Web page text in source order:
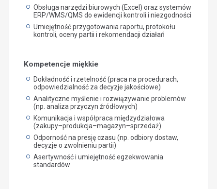
Obsługa narzędzi biurowych (Excel) oraz systemów
ERP/WMS/QMS do ewidencji kontroli i niezgodności
Umiejętność przygotowania raportu, protokołu
kontroli, oceny partii i rekomendacji działań
Kompetencje miękkie
Dokładność i rzetelność (praca na procedurach,
odpowiedzialność za decyzje jakościowe)
Analityczne myślenie i rozwiązywanie problemów
(np. analiza przyczyn źródłowych)
Komunikacja i współpraca międzydziałowa
(zakupy–produkcja–magazyn–sprzedaż)
Odporność na presję czasu (np. odbiory dostaw,
decyzje o zwolnieniu partii)
Asertywność i umiejętność egzekwowania
standardów